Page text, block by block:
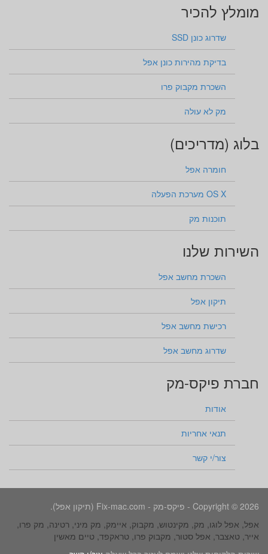
מומלץ להכיר
שדרוג כונן SSD
בדיקת מהירות כונן אפל
השכרת מקבוק פרו
מק לא עולה
בלוג (מדריכים)
חומרה אפל
OS X מערכת הפעלה
תוכנות מק
השירות שלנו
השכרת מחשב אפל
תיקון אפל
רכישת מחשב אפל
שדרוג מחשב אפל
חברת פיקס-מק
אודות
תנאי אחריות
צור/י קשר
Copyright © 2026 - פיקס-מק - Fix-mac.com (תיקון אפל).
אפל, אפל לוגו, מק, מקינטוש, מקבוק, איימק, מק מיני, רטינה, מק פרו,
אייר, טאצבר, אפל סטור, מקבוק פרו, טראקפד, טיים מאשין